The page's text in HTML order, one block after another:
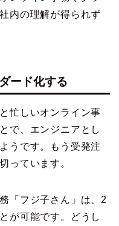
内の理解が得られず
ード化する
忙しいオンライン事
で、エンジニアとし
うです。もう受発注
っています。
「フジ子さん」は、2
が可能です。どうし